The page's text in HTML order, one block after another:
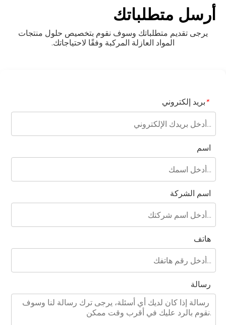
أرسل متطلباتك
يرجى تقديم متطلباتك وسوف نقوم بتخصيص حلول منتجات
المواد العازلة المركبة وفقًا لاحتياجاتك.
*بريد إلكتروني
اسم
اسم الشركة
هاتف
رسالة